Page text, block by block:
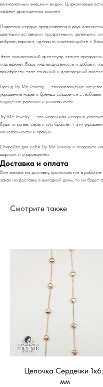
великолепным внешним видом. Циркониевые
эффект драгоценных камней.
Подвеска-сердце представлена в двух
цветными вставками: прозрачными, зелеными,
выбрать вариант, идеально сочетающийся с
Этот эксклюзивный аксессуар станет
подчеркнет Вашу индивидуальность и добавит
приобрести этот стильный и долговечный
Бренд Try Me Jewelry — это воплощение
украшение нашего бренда создается с любовью
ощущение роскоши и уникальности.
Try Me Jewelry — это маленькая история,
Будь то колье, серьги или браслет - эти
женственности и грации.
Откройте для себя Try Me Jewelry и позвольте
шармом и очарованием.
Доставка и оплата
Все заказы на доставку принимаются в
заказ на доставку в выходной день, то он
Смотрите также
Цепочка Сердечки
мм